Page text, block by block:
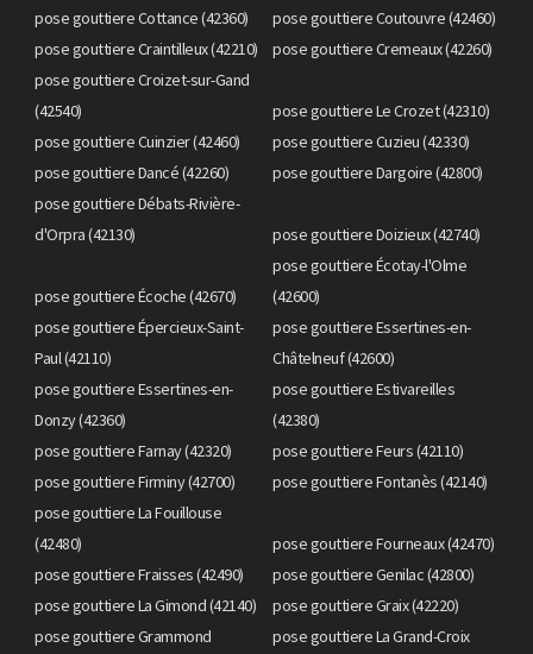
pose gouttiere Cottance (42360)
pose gouttiere Coutouvre (42460)
pose gouttiere Craintilleux (42210)
pose gouttiere Cremeaux (42260)
pose gouttiere Croizet-sur-Gand
(42540)
pose gouttiere Le Crozet (42310)
pose gouttiere Cuinzier (42460)
pose gouttiere Cuzieu (42330)
pose gouttiere Dancé (42260)
pose gouttiere Dargoire (42800)
pose gouttiere Débats-Rivière-
d'Orpra (42130)
pose gouttiere Doizieux (42740)
pose gouttiere Écoche (42670)
pose gouttiere Écotay-l'Olme
(42600)
pose gouttiere Épercieux-Saint-
Paul (42110)
pose gouttiere Essertines-en-
Châtelneuf (42600)
pose gouttiere Essertines-en-
Donzy (42360)
pose gouttiere Estivareilles
(42380)
pose gouttiere Farnay (42320)
pose gouttiere Feurs (42110)
pose gouttiere Firminy (42700)
pose gouttiere Fontanès (42140)
pose gouttiere La Fouillouse
(42480)
pose gouttiere Fourneaux (42470)
pose gouttiere Fraisses (42490)
pose gouttiere Genilac (42800)
pose gouttiere La Gimond (42140)
pose gouttiere Graix (42220)
pose gouttiere Grammond
pose gouttiere La Grand-Croix